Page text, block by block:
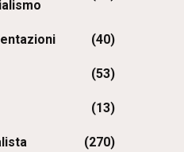
(40)
(53)
(13)
(270)